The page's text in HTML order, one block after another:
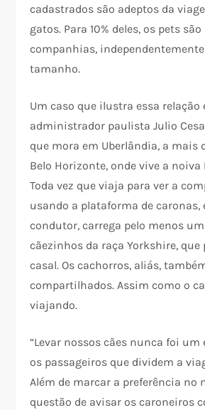
cadastrados são adeptos da
gatos. Para 10% deles, os pets
companhias, independentemente
tamanho.
Um caso que ilustra essa relação
administrador paulista Julio
que mora em Uberlândia, a mais
Belo Horizonte, onde vive a noiva
Toda vez que viaja para ver a
usando a plataforma de caronas,
condutor, carrega pelo menos
cãezinhos da raça Yorkshire, que
casal. Os cachorros, aliás,
compartilhados. Assim como o
viajando.
“Levar nossos cães nunca foi um
os passageiros que dividem a
Além de marcar a preferência no
questão de avisar os caroneiros